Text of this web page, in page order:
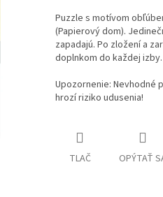
Puzzle s motívom
(Papierový dom).
zapadajú. Po zložení a
doplnkom do každej
Upozornenie: Nevhodné
hrozí riziko udusenia!
TLAČ OPÝTAŤ